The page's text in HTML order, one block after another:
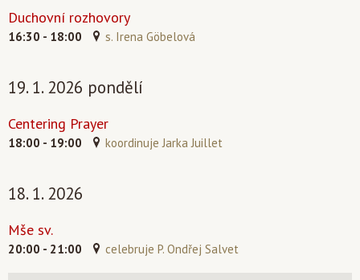
Duchovní rozhovory
16:30 - 18:00 s. Irena Göbelová
19. 1. 2026 pondělí
Centering Prayer
18:00 - 19:00 koordinuje Jarka Juillet
18. 1. 2026
Mše sv.
20:00 - 21:00 celebruje P. Ondřej Salvet